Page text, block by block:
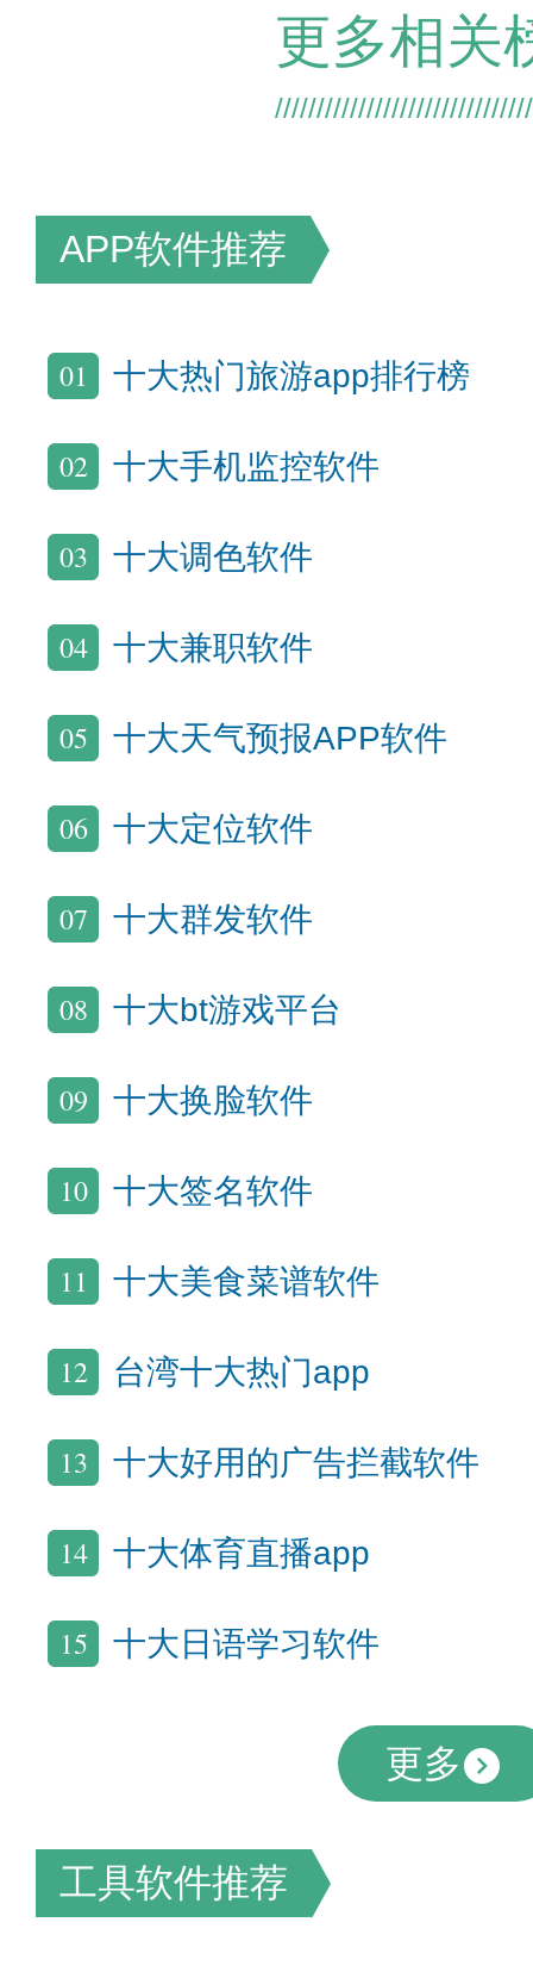
更多相关
APP软件推荐
01 十大热门旅游app排行榜
02 十大手机监控软件
03 十大调色软件
04 十大兼职软件
05 十大天气预报APP软件
06 十大定位软件
07 十大群发软件
08 十大bt游戏平台
09 十大换脸软件
10 十大签名软件
11 十大美食菜谱软件
12 台湾十大热门app
13 十大好用的广告拦截软件
14 十大体育直播app
15 十大日语学习软件
更多
工具软件推荐